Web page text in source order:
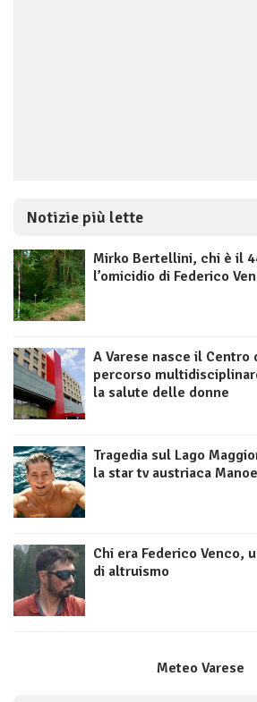
Notizie più lette
Mirko Bertellini, chi è il
l’omicidio di Federico
A Varese nasce il Centro
percorso
la salute delle donne
Tragedia sul Lago
la star tv austriaca
Chi era Federico Venco,
di altruismo
Meteo Varese